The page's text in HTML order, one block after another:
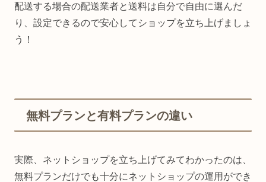
配送する場合の配送業者と送料は自分で自由に選んだ
り、設定できるので安心してショップを立ち上げましょ
う！
無料プランと有料プランの違い
実際、ネットショップを立ち上げてみてわかったのは、
無料プランだけでも十分にネットショップの運用ができ